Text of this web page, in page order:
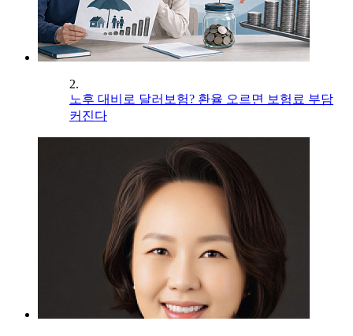
2.
노후 대비로 달러보험? 환율 오르면 보험료 부담
커진다